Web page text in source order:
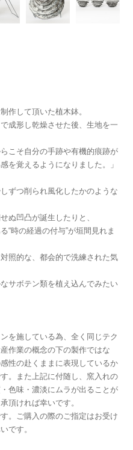
作して頂いた植木鉢。
成形し乾燥させた後、生地を一
こそ自分の手跡や有機的痕跡が
を覚えるようになりました。」
ずつ削られ風化したかのような
ぬ凹凸が誕生したりと、
“時の経過の付与”が垣間見れま
照的な、都会的で洗練された気
サボテン類を植え込んでみたい
を施している為、全く同じテク
作業の概念の下の製作ではな
性の赴くままに表現しているか
。また上記に付随し、窯入れの
色味・濃淡にムラが出ることが
頂ければ幸いです。
。ご購入の際のご指定はお受け
です。